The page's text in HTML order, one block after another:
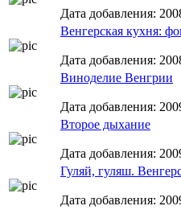
Дата добавления:
Венгерская кухня:
Дата добавления:
Виноделие Венгрии
Дата добавления:
Второе дыхание
Дата добавления:
Гуляй, гуляш.
Дата добавления: